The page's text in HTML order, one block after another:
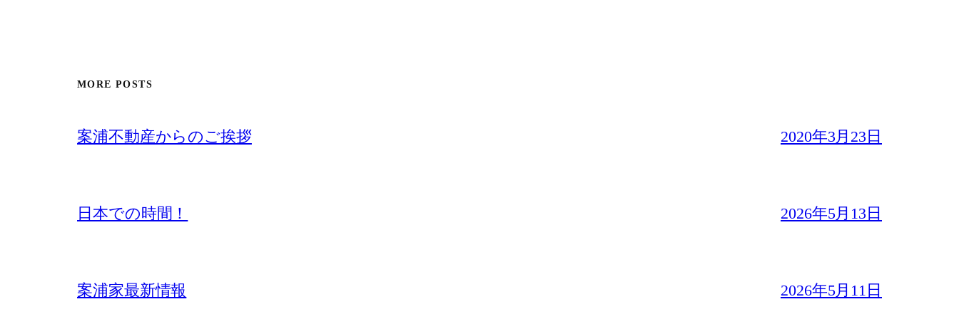
MORE POSTS
案浦不動産からのご挨拶 2020年3月23日
日本での時間！ 2026年5月13日
案浦家最新情報 2026年5月11日